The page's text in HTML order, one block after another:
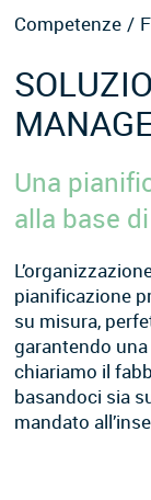
Competenze
Una
alla base
pianificazione
su misura,
garantendo
chiariamo il
basandoci sia
mandato